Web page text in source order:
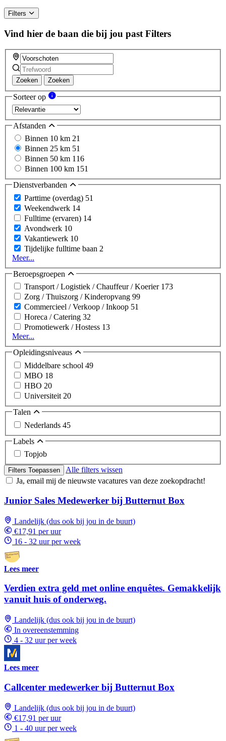
Filters
Vind hier de baan die bij jou past Filters
Zoeken Zoeken
Sorteer op
Afstanden
Binnen 10 km 21
Binnen 25 km 51
Binnen 50 km 116
Binnen 100 km 151
Dienstverbanden
Parttime (overdag) 51
Weekendwerk 14
Fulltime (ervaren) 14
Avondwerk 10
Vakantiewerk 10
Tijdelijke fulltime baan 2
Meer...
Beroepsgroepen
Transport / Logistiek / Chauffeur / Koerier 173
Zorg / Thuiszorg / Kinderopvang 99
Commercieel / Verkoop / Inkoop 51
Horeca / Catering 32
Promotiewerk / Hostess 13
Meer...
Opleidingsniveaus
Middelbare school 49
MBO 18
HBO 20
Universiteit 20
Talen
Nederlands 45
Labels
Topjob
Filters Toepassen
Alle filters wissen
Ja, email mij de nieuwste vacatures van deze zoekopdracht!
Junior Sales Medewerker bij Butternut Box
Landelijk (dus ook bij jou in de buurt)
€17,91 per uur
16 - 32 uur per week
Lees meer
Verdien extra geld met online enquêtes. Gemakkelijk
vanuit huis of onderweg.
Landelijk (dus ook bij jou in de buurt)
In overeenstemming
4 - 32 uur per week
Lees meer
Callcenter medewerker bij Butternut Box
Landelijk (dus ook bij jou in de buurt)
€17,91 per uur
1 - 40 uur per week